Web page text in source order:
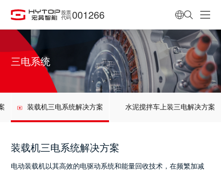
股票
代码 001266
三电系统
装载机三电系统解决方案 水泥搅拌车上装三电解决方案
装载机三电系统解决方案
电动装载机以其高效的电驱动系统和能量回收技术，在频繁加减